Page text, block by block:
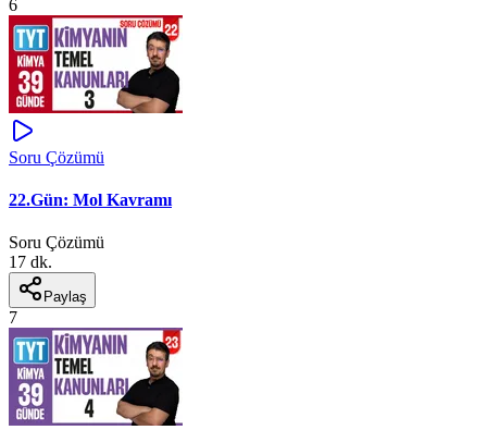
6
Soru Çözümü
22.Gün: Mol Kavramı
Soru Çözümü
17 dk.
Paylaş
7